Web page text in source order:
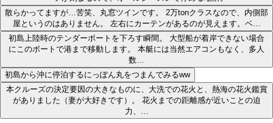
散らかってますが…苦笑、丸窓ツインです。 2万tonクラスなので、内側部
屋というのはありません。 左右にカーテンがあるのが見えます。ベ…
初島上陸時のテンダーボートを下ろす瞬間。 大型船が着岸できない場合
にこのボートで港まで移動します。 本艇には当然エアコンもなく、多人
数…
初島から沖に停泊するにっぽん丸をつまんでみるww
本クルーズの決定要因の大きなものに、大洗での花火と、熱海の花火鑑賞
がありました（妻が大好きです）。 花火までの距離感が近いことの迫
力、…